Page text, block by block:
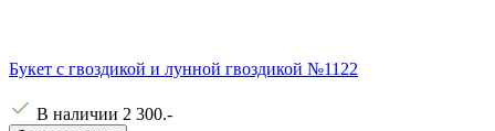
Букет с гвоздикой и лунной гвоздикой №1122
В наличии 2 300.-